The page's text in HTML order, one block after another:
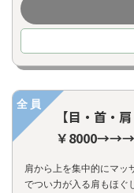
全員
【目・首・
￥
肩から上を集中的にマッ
でつい力が入る肩もほぐ